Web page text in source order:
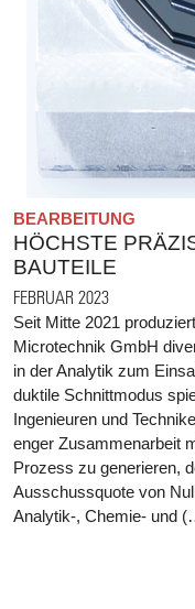
BEARBEITUNG
HÖCHSTE
BAUTEILE
FEBRUAR 2023
Seit Mitte 2021
Microtechnik GmbH
in der Analytik zum
duktile Schnittmodus
Ingenieuren und
enger Zusammenarbeit
Prozess zu generieren,
Ausschussquote von
Analytik-, Chemie- und